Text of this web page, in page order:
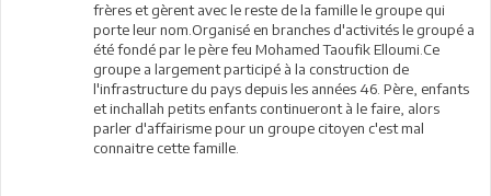
frères et gèrent avec le reste de la famille le groupe qui
porte leur nom.Organisé en branches d'activités le groupé a
été fondé par le père feu Mohamed Taoufik Elloumi.Ce
groupe a largement participé à la construction de
l'infrastructure du pays depuis les années 46. Père, enfants
et inchallah petits enfants continueront à le faire, alors
parler d'affairisme pour un groupe citoyen c'est mal
connaitre cette famille.